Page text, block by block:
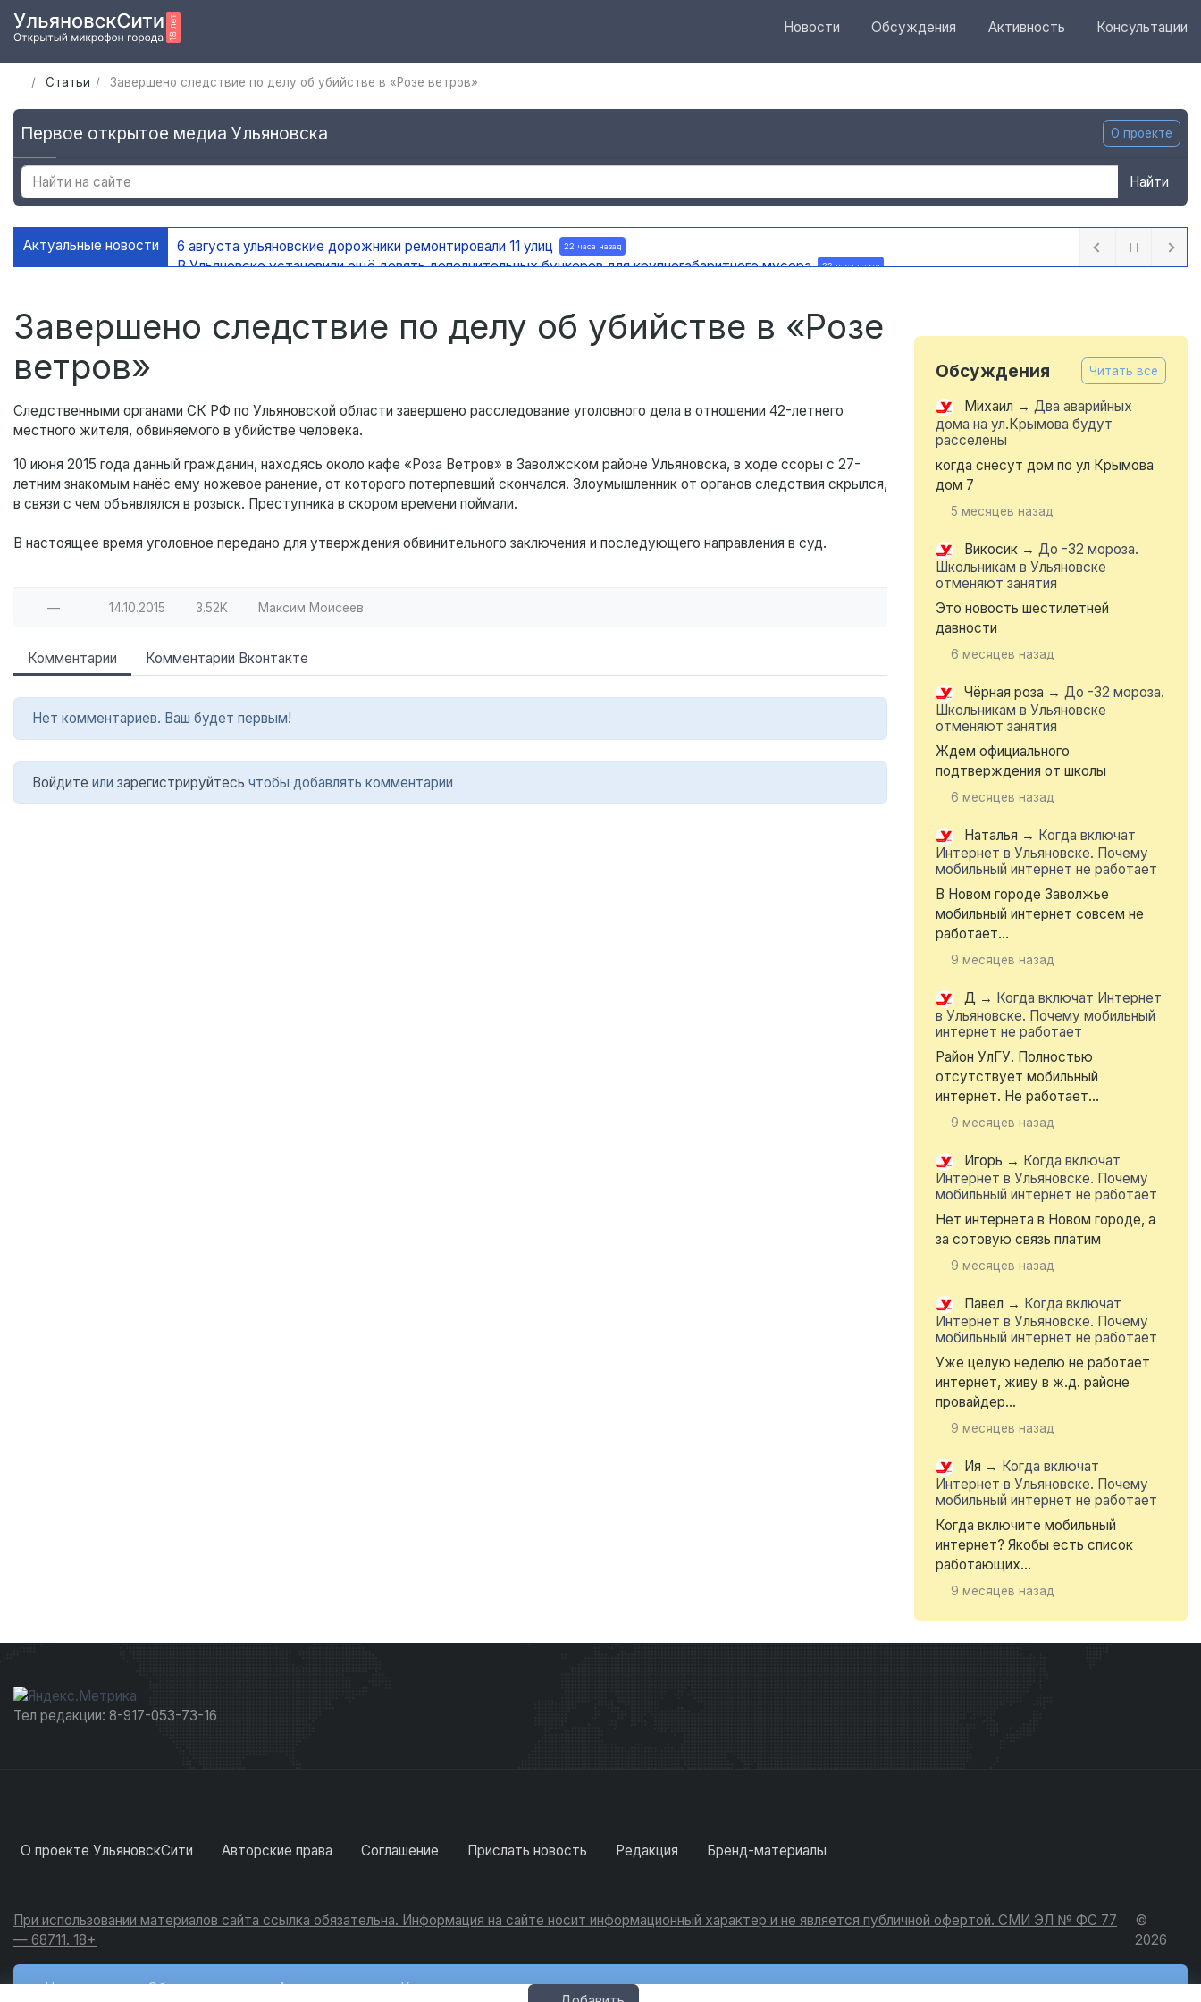
Новости Обсуждения Активность Консультации
Статьи Завершено следствие по делу об убийстве в «Розе ветров»
Первое открытое медиа Ульяновска О проекте
Найти
Актуальные новости 6 августа ульяновские дорожники ремонтировали 11 улиц 22 часа назад
В Ульяновске установили ещё девять дополнительных бункеров для крупногабаритного мусора 22 часа назад
Завершено следствие по делу об убийстве в «Розе
ветров»
Следственными органами СК РФ по Ульяновской области завершено расследование уголовного дела в отношении 42-летнего
местного жителя, обвиняемого в убийстве человека.
10 июня 2015 года данный гражданин, находясь около кафе «Роза Ветров» в Заволжском районе Ульяновска, в ходе ссоры с 27-
летним знакомым нанёс ему ножевое ранение, от которого потерпевший скончался. Злоумышленник от органов следствия скрылся,
в связи с чем объявлялся в розыск. Преступника в скором времени поймали.
В настоящее время уголовное передано для утверждения обвинительного заключения и последующего направления в суд.
— 14.10.2015 3.52K Максим Моисеев
Комментарии Комментарии Вконтакте
Нет комментариев. Ваш будет первым!
Войдите или зарегистрируйтесь чтобы добавлять комментарии
Обсуждения Читать все
Михаил → Два аварийных
дома на ул.Крымова будут
расселены
когда снесут дом по ул Крымова
дом 7
5 месяцев назад
Викосик → До -32 мороза.
Школьникам в Ульяновске
отменяют занятия
Это новость шестилетней
давности
6 месяцев назад
Чёрная роза → До -32 мороза.
Школьникам в Ульяновске
отменяют занятия
Ждем официального
подтверждения от школы
6 месяцев назад
Наталья → Когда включат
Интернет в Ульяновске. Почему
мобильный интернет не работает
В Новом городе Заволжье
мобильный интернет совсем не
работает...
9 месяцев назад
Д → Когда включат Интернет
в Ульяновске. Почему мобильный
интернет не работает
Район УлГУ. Полностью
отсутствует мобильный
интернет. Не работает...
9 месяцев назад
Игорь → Когда включат
Интернет в Ульяновске. Почему
мобильный интернет не работает
Нет интернета в Новом городе, а
за сотовую связь платим
9 месяцев назад
Павел → Когда включат
Интернет в Ульяновске. Почему
мобильный интернет не работает
Уже целую неделю не работает
интернет, живу в ж.д. районе
провайдер...
9 месяцев назад
Ия → Когда включат
Интернет в Ульяновске. Почему
мобильный интернет не работает
Когда включите мобильный
интернет? Якобы есть список
работающих...
9 месяцев назад
Тел редакции: 8-917-053-73-16
О проекте УльяновскСити Авторские права Соглашение Прислать новость Редакция Бренд-материалы
При использовании материалов сайта ссылка обязательна. Информация на сайте носит информационный характер и не является публичной офертой. СМИ ЭЛ № ФС 77
— 68711. 18+
©
2026
Новости Обсуждения Активность Консультации